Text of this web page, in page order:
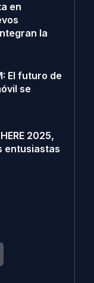
en
la
El futuro de
se
2025,
entusiastas